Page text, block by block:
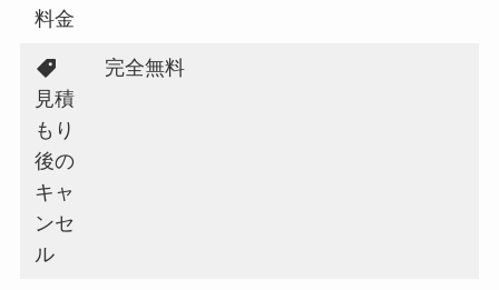
料金
見積
もり
後の
キャ
ンセ
ル
完全無料